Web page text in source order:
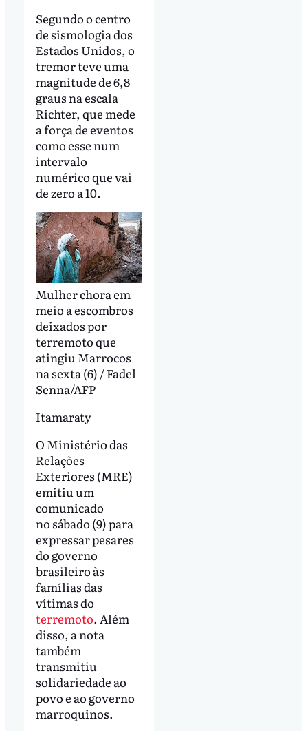
Segundo o centro
de sismologia dos
Estados Unidos, o
tremor teve uma
magnitude de 6,8
graus na escala
Richter, que mede
a força de eventos
como esse num
intervalo
numérico que vai
de zero a 10.
Mulher chora em
meio a escombros
deixados por
terremoto que
atingiu Marrocos
na sexta (6) / Fadel
Senna/AFP
Itamaraty
O Ministério das
Relações
Exteriores (MRE)
emitiu um
comunicado
no sábado (9) para
expressar pesares
do governo
brasileiro às
famílias das
vítimas do
terremoto. Além
disso, a nota
também
transmitiu
solidariedade ao
povo e ao governo
marroquinos.